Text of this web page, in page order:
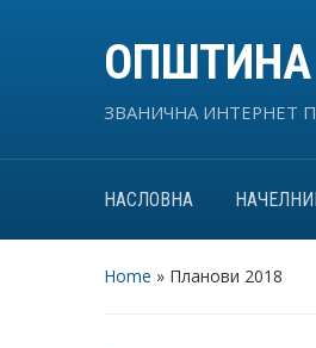
ЗВАНИЧНА ИНТЕРНЕТ
НАСЛОВНА
Home » Планови 2018